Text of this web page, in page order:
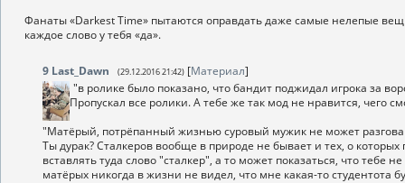
Фанаты «Darkest Time» пытаются оправдать даже самые нелепые
каждое слово у тебя «да».
9 Last_Dawn (29.12.2016 21:42) [Материал]
"в ролике было показано, что бандит поджидал игрока за
Пропускал все ролики. А тебе же так мод не нравится, чего
"Матёрый, потрёпанный жизнью суровый мужик не может
Ты дурак? Сталкеров вообще в природе не бывает и тех, о
вставлять туда слово "сталкер", а то может показаться, что тебе
матёрых никогда в жизни не видел, что мне какая-то студентота